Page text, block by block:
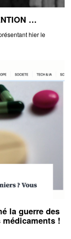
…
hier le
la guerre des
!